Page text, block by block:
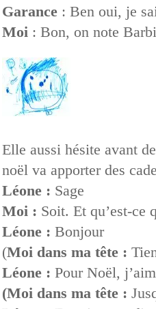
Garance: Ben oui, je
Moi : Bon, on note
Elle aussi hésite avant
noël va apporter des
Léone : Sage
Moi : Soit. Et qu’est-ce
Léone : Bonjour
(Moi dans ma tête :
Léone : Pour Noël,
(Moi dans ma tête :